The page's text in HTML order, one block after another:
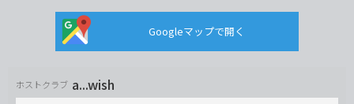
Googleマップで開く
ホストクラブ a...wish